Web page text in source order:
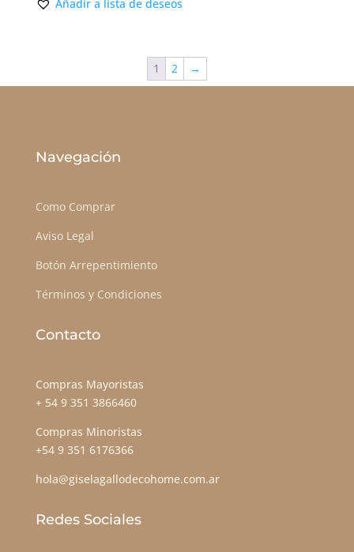
Añadir a lista de deseos
1 2 →
Navegación
Como Comprar
Aviso Legal
Botón Arrepentimiento
Términos y Condiciones
Contacto
Compras Mayoristas
+ 54 9 351 3866460
Compras Minoristas
+54 9 351 6176366
hola@giselagallodecohome.com.ar
Redes Sociales